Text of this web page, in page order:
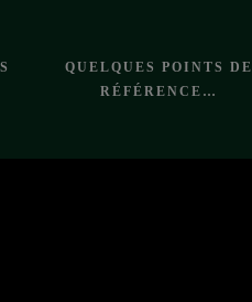
QUELQUES POINTS DE
RÉFÉRENCE…